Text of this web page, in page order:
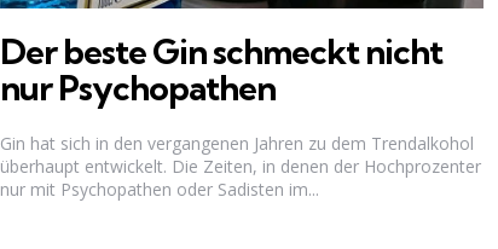
Der beste Gin schmeckt nicht
nur Psychopathen
Gin hat sich in den vergangenen Jahren zu dem Trendalkohol
überhaupt entwickelt. Die Zeiten, in denen der Hochprozenter
nur mit Psychopathen oder Sadisten im...